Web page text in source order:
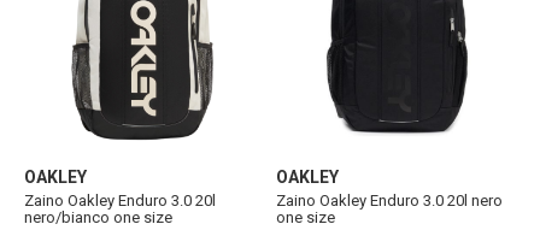
OAKLEY
Zaino Oakley Enduro 3.0 20l
nero/bianco one size
OAKLEY
Zaino Oakley Enduro 3.0 20l nero
one size